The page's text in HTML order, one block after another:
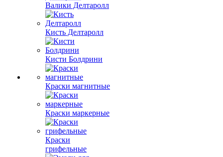
Валики Делтаролл
Кисть Делтаролл
Кисти Болдрини
Краски магнитные
Краски маркерные
Краски
грифельные